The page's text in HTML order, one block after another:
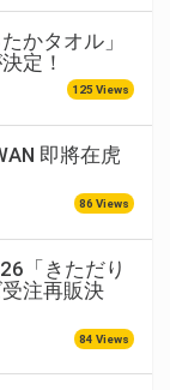
かタオル」
定！
125 Views
即將在虎
86 Views
「きただり
注再販決
84 Views